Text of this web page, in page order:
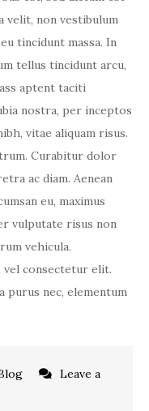
velit, non vestibulum
tincidunt massa. In
tellus tincidunt arcu,
aptent taciti
nostra, per inceptos
vitae aliquam risus.
Curabitur dolor
ac diam. Aenean
eu, maximus
vulputate risus non
vehicula.
vel consectetur elit.
purus nec, elementum
Leave a